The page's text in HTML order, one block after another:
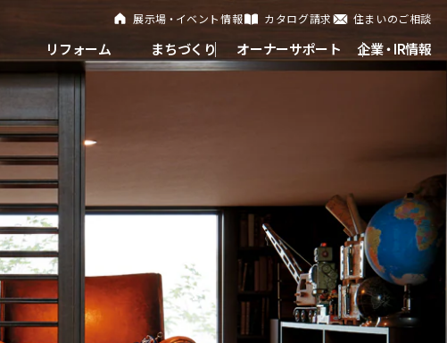
これから住まいをご検討の方
多彩な動画やこだわりが詰まった建築実例、注目の最新情
報など、住まいづくりを楽しく学べるデジタルラウンジで
す。
ホームラウンジ 新築・戸建て
これから土地活用・賃貸経営をご検討の方
土地活用の基礎から長期安定経営を目指すオーナー様ま
で、賃貸経営に役立つ多彩な情報を幅広くお届けします。
ホームラウンジ 土地活用・賃貸経営
リフォーム
これからリフォームをご検討の方
実例動画や基礎知識、収納の工夫など、理想の住まいを叶
えるリフォームの具体策とアイデアを豊富にご用意してい
ます。
ホームラウンジ リフォーム
まちづくり
すべてのフィールドに新しい価値をデザインし、持続可能
な未来志向のまちづくりを実現していきます。
ミサワゼネラルソリューション
オーナーサポート
ミサワホームオーナーさま・リフォーム工事ご契約者さま
とミサワホームを結ぶコミュニケーションサイト。お得・
便利・安心なコンテンツや、ミサワホームからの大切なお
知らせなど配信しています。
ミサワオーナーズクラブ
企業・IR情報
ミサワアイデンティティ
展示場・ イベント情報 カタログ請求 住まいのご相談